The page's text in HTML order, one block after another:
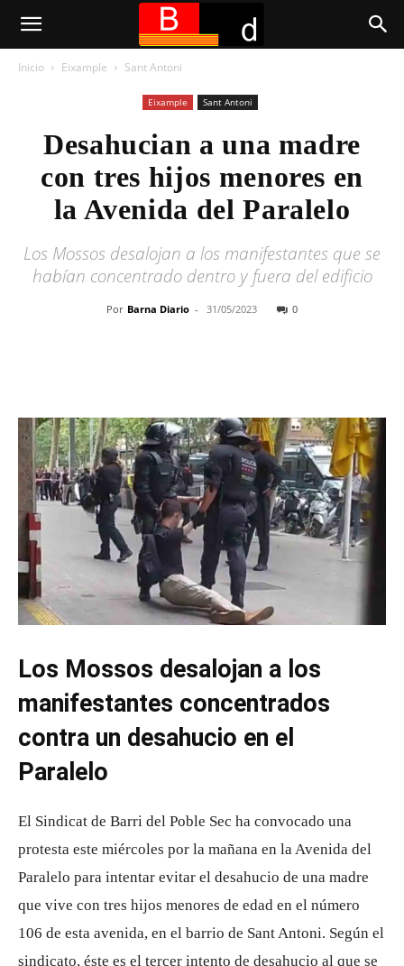
Inicio Eixample Sant Antoni
Eixample Sant Antoni
Desahucian a una madre
con tres hijos menores en
la Avenida del Paralelo
Los Mossos desalojan a los manifestantes que se
habían concentrado dentro y fuera del edificio
Por Barna Diario - 31/05/2023 0
Los Mossos desalojan a los
manifestantes concentrados
contra un desahucio en el
Paralelo
El Sindicat de Barri del Poble Sec ha convocado una
protesta este miércoles por la mañana en la Avenida del
Paralelo para intentar evitar el desahucio de una madre
que vive con tres hijos menores de edad en el número
106 de esta avenida, en el barrio de Sant Antoni. Según el
sindicato, éste es el tercer intento de desahucio al que se